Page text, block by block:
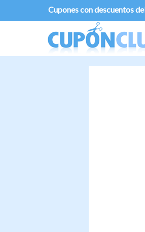
Cupones con descuentos